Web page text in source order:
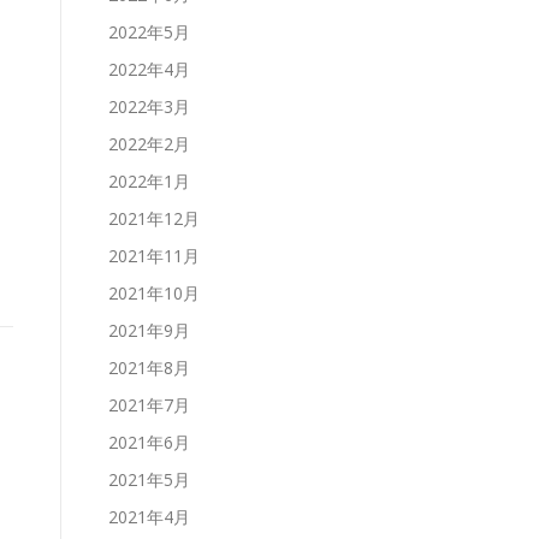
2022年5月
2022年4月
2022年3月
2022年2月
2022年1月
2021年12月
2021年11月
2021年10月
2021年9月
2021年8月
2021年7月
2021年6月
2021年5月
2021年4月